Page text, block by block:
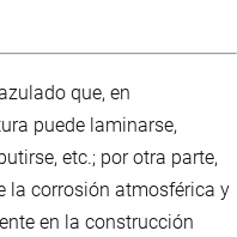
que, en
puede laminarse,
etc.; por otra parte,
la corrosión atmosférica y
en la construcción